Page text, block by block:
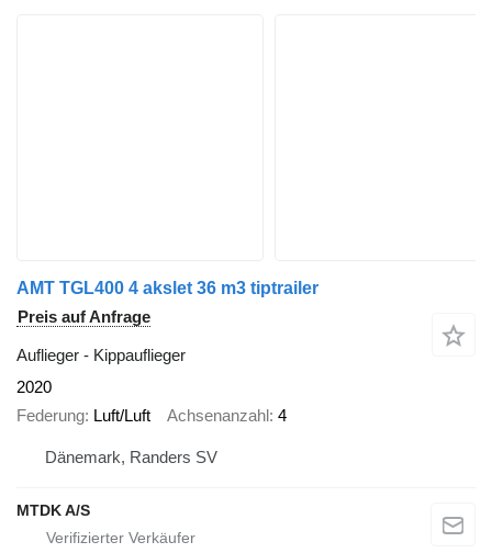
AMT TGL400 4 akslet 36 m3 tiptrailer
Preis auf Anfrage
Auflieger - Kippauflieger
2020
Federung Luft/Luft Achsenanzahl 4
Dänemark, Randers SV
MTDK A/S